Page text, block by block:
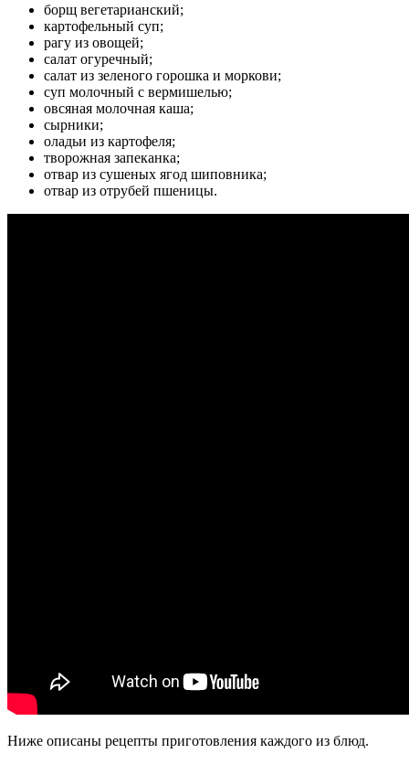
борщ вегетарианский;
картофельный суп;
рагу из овощей;
салат огуречный;
салат из зеленого горошка и моркови;
суп молочный с вермишелью;
овсяная молочная каша;
сырники;
оладьи из картофеля;
творожная запеканка;
отвар из сушеных ягод шиповника;
отвар из отрубей пшеницы.
Ниже описаны рецепты приготовления каждого из блюд.